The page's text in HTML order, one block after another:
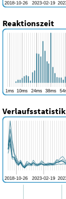
Reaktionszeit
Verlaufsstatistik